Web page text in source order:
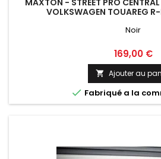
MAXTON - STREET PRO CENTRAL
VOLKSWAGEN TOUAREG
Noir
Prix
169,00 €
 Ajouter au
 Fabriqué a la